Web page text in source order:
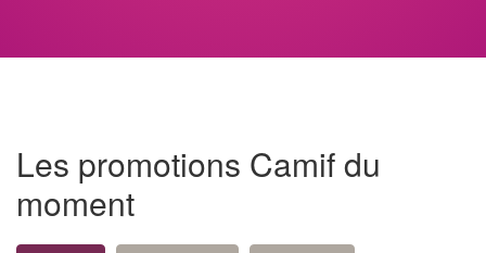
Les promotions Camif du
moment